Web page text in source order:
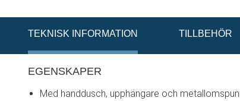
TEKNISK INFORMATION TILLBEHÖR
EGENSKAPER
Med handdusch, upphängare och